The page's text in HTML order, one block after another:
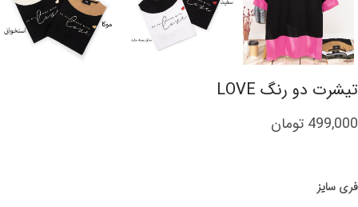
تیشرت دو رنگ LOVE
499,000 تومان
فری سایز